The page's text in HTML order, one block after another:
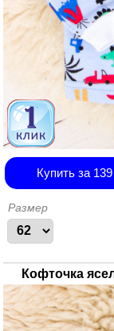
Купить за 139
Размер
Кофточка